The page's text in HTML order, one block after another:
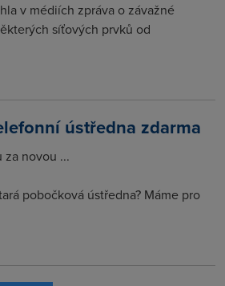
v médiích zpráva o závažné
síťových prvků od
ústředna zdarma
za novou ...
pobočková ústředna? Máme pro